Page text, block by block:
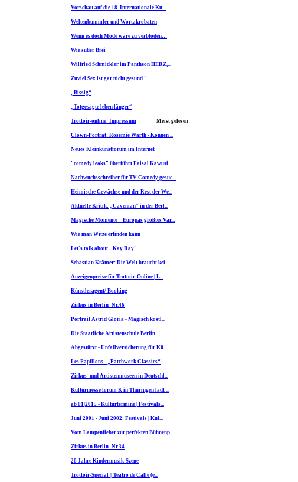
Vorschau auf die 18. Internationale Ku...
Weltenbummler und Wortakrobaten
Wenn es doch Mode wäre zu verblöden…
Wie süßer Brei
Wilfried Schmickler im Pantheon HERZ,...
Zuviel Sex ist gar nicht gesund !
„Bissig“
„Totgesagte leben länger“
Meist gelesen
Trottoir-online: Impressum
Clown-Porträt: Rosemie Warth - Können ...
Neues Kleinkunstforum im Internet
"comedy leaks" überführt Faisal Kawusi...
Nachwuchsschreiber für TV-Comedy gesuc...
Heimische Gewächse und der Rest der We...
Aktuelle Kritik: „Caveman“ in der Berl...
Magische Momente – Europas größtes Var...
Wie man Witze erfinden kann
Let's talk about... Kay Ray!
Sebastian Krämer: Die Welt braucht kei...
Anzeigenpreise für Trottoir-Online | L...
Künstleragent/ Booking
Zirkus in Berlin_Nr.46
Portrait Astrid Gloria - Magisch köstl...
Die Staatliche Artistenschule Berlin
Abgestürzt - Unfallversicherung für Kü...
Les Papillons - „Patchwork Classics“
Zirkus- und Artistenmuseen in Deutschl...
Kulturmesse forum K in Thüringen lädt ...
ab 01|2015 - Kulturtermine | Festivals...
Juni 2001 - Juni 2002: Festivals | Kul...
Vom Lampenfieber zur perfekten Bühnenp...
Zirkus in Berlin_Nr.34
20 Jahre Kindermusik-Szene
Trottoir-Special || Teatro de Calle (e...